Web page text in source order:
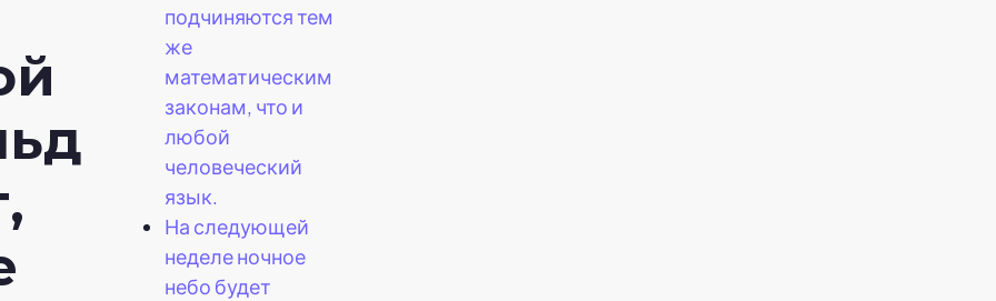
подчиняются тем
же
математическим
законам, что и
любой
человеческий
язык.
На следующей
неделе ночное
небо будет